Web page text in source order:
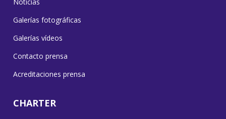
Galerías fotográficas
Galerías vídeos
Contacto prensa
Acreditaciones prensa
CHARTER